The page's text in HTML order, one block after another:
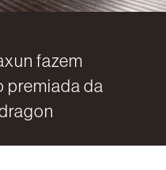
fazem
premiada da